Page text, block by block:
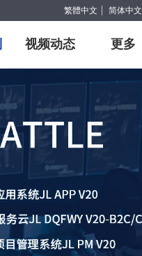
繁體中文 简体中文
视频动态 更多